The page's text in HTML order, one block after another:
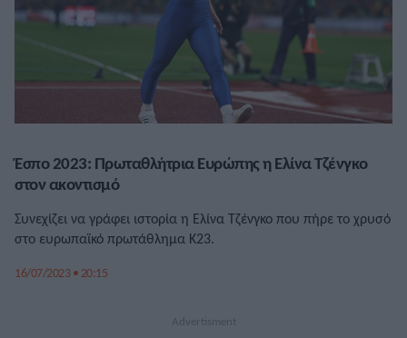
Έσπο 2023: Πρωταθλήτρια Ευρώπης η Ελίνα Τζένγκο
στον ακοντισμό
Συνεχίζει να γράφει ιστορία η Ελίνα Τζένγκο που πήρε το χρυσό
στο ευρωπαϊκό πρωτάθλημα Κ23.
16/07/2023 • 20:15